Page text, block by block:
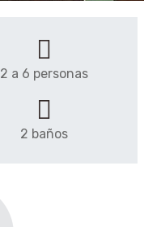
2 a 6 personas
2 baños